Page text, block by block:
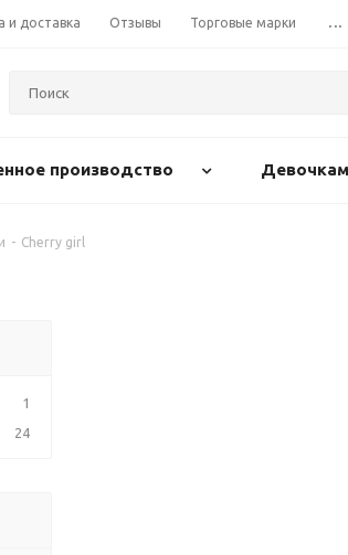
и доставка Отзывы Торговые марки ...
производство Девочкам
- Cherry girl
1
24